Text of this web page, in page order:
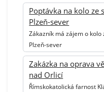
Poptávka na kolo ze
Plzeň-sever
Zákazník má zájem o
Plzeň-sever
Zakázka na oprava
nad Orlicí
Římskokatolická farnost